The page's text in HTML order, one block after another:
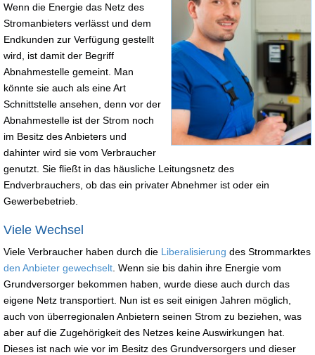
Wenn die Energie das Netz des
Stromanbieters verlässt und dem
Endkunden zur Verfügung gestellt
wird, ist damit der Begriff
Abnahmestelle gemeint. Man
könnte sie auch als eine Art
Schnittstelle ansehen, denn vor der
Abnahmestelle ist der Strom noch
im Besitz des Anbieters und
dahinter wird sie vom Verbraucher
genutzt. Sie fließt in das häusliche Leitungsnetz des
Endverbrauchers, ob das ein privater Abnehmer ist oder ein
Gewerbebetrieb.
Viele Wechsel
Viele Verbraucher haben durch die Liberalisierung des Strommarktes
den Anbieter gewechselt . Wenn sie bis dahin ihre Energie vom
Grundversorger bekommen haben, wurde diese auch durch das
eigene Netz transportiert. Nun ist es seit einigen Jahren möglich,
auch von überregionalen Anbietern seinen Strom zu beziehen, was
aber auf die Zugehörigkeit des Netzes keine Auswirkungen hat.
Dieses ist nach wie vor im Besitz des Grundversorgers und dieser